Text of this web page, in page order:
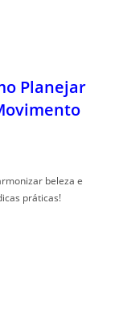
Planejar
beleza e
práticas!